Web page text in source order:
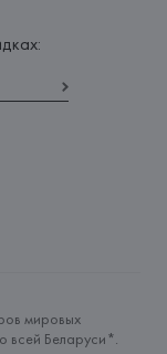
мировых
всей Беларуси*.